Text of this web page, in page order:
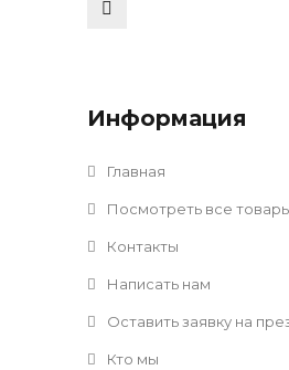
Информация
Главная
Посмотреть все
Контакты
Написать нам
Оставить заявку на
Кто мы